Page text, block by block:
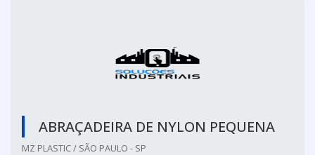
ABRAÇADEIRA DE NYLON PEQUENA
MZ PLASTIC / SÃO PAULO - SP